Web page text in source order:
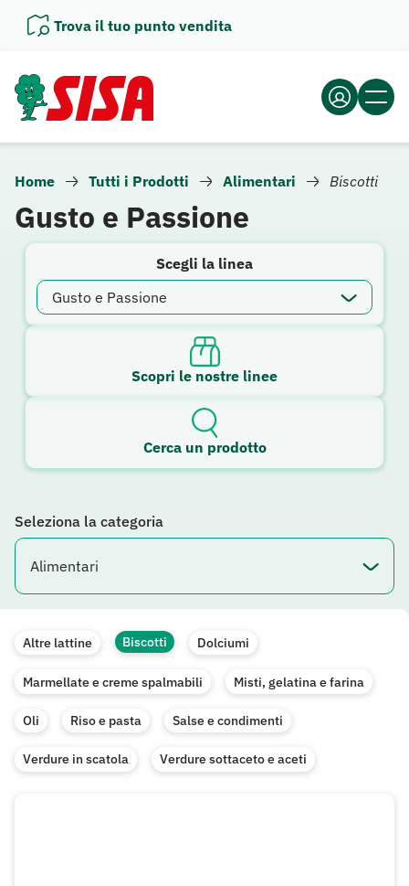
Trova il tuo punto vendita
Home Tutti i Prodotti Alimentari Biscotti
Gusto e Passione
Scegli la linea
Scopri le nostre linee
Cerca un prodotto
Seleziona la categoria
Altre lattine Biscotti Dolciumi
Marmellate e creme spalmabili Misti, gelatina e farina
Oli Riso e pasta Salse e condimenti
Verdure in scatola Verdure sottaceto e aceti